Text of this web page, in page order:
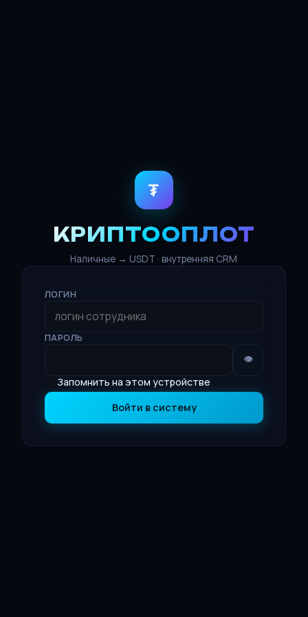
₮
КРИПТООПЛОТ
Наличные → USDT · внутренняя CRM
ЛОГИН
ПАРОЛЬ
👁
Запомнить на этом устройстве
Войти в систему